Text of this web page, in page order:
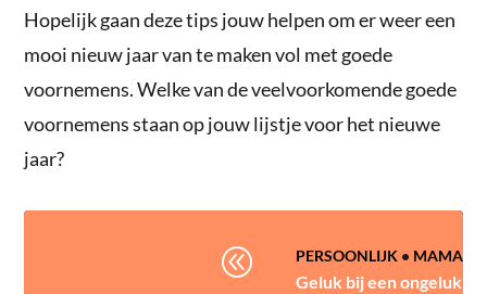
Hopelijk gaan deze tips jouw helpen om er weer een
mooi nieuw jaar van te maken vol met goede
voornemens. Welke van de veelvoorkomende goede
voornemens staan op jouw lijstje voor het nieuwe
jaar?
@ PERSOONLIJK• MAMA
Geluk bij een ongeluk